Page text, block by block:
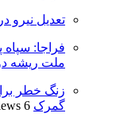
تعدیل نیرو
فراجا:
ملت ریشه
زنگ خطر
گمرک 6 views